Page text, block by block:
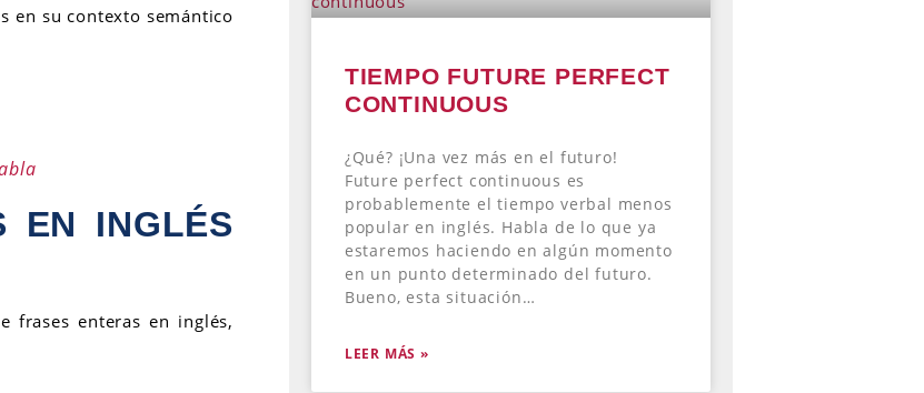
en su contexto semántico
EN INGLÉS
frases enteras en inglés,
TIEMPO FUTURE PERFECT
CONTINUOUS
¿Qué? ¡Una vez más en el futuro!
Future perfect continuous es
probablemente el tiempo verbal menos
popular en inglés. Habla de lo que ya
estaremos haciendo en algún momento
en un punto determinado del futuro.
Bueno, esta situación…
LEER MÁS »